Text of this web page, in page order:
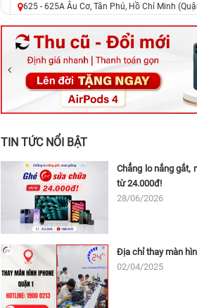
625 - 625A Âu Cơ, Tân Phú, Hồ Chí Minh
326 Lê Văn Việt, Tăng Nhơn Phú, Hồ Chí
256 Võ Văn Ngân, Thủ Đức, Hồ Chí Minh
70 Nguyễn An Ninh, Dĩ An, Hồ Chí Minh (Bình
24h Vũng Tàu: 162A Ba Cu, Vũng Tàu, Hồ
TIN TỨC NỔI BẬT
Chẳng lo nắng gắt,
từ 24.000đ!
28/06/2026
Địa chỉ thay màn
02/04/2025